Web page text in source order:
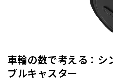
車輪の数で考える：シ
ブルキャスター